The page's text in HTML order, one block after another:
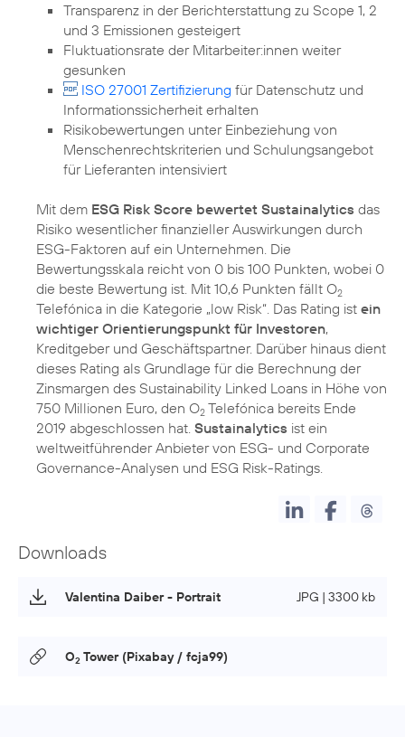
Transparenz in der Berichterstattung zu Scope 1, 2
und 3 Emissionen gesteigert
Fluktuationsrate der Mitarbeiter:innen weiter
gesunken
ISO 27001 Zertifizierung für Datenschutz und
Informationssicherheit erhalten
Risikobewertungen unter Einbeziehung von
Menschenrechtskriterien und Schulungsangebot
für Lieferanten intensiviert
Mit dem ESG Risk Score bewertet Sustainalytics das
Risiko wesentlicher finanzieller Auswirkungen durch
ESG-Faktoren auf ein Unternehmen. Die
Bewertungsskala reicht von 0 bis 100 Punkten, wobei 0
die beste Bewertung ist. Mit 10,6 Punkten fällt O2
Telefónica in die Kategorie „low Risk“. Das Rating ist ein
wichtiger Orientierungspunkt für Investoren,
Kreditgeber und Geschäftspartner. Darüber hinaus dient
dieses Rating als Grundlage für die Berechnung der
Zinsmargen des Sustainability Linked Loans in Höhe von
750 Millionen Euro, den O2 Telefónica bereits Ende
2019 abgeschlossen hat. Sustainalytics ist ein
weltweitführender Anbieter von ESG- und Corporate
Downloads
Valentina Daiber - Portrait JPG | 3300 kb
O2 Tower (Pixabay / fcja99)